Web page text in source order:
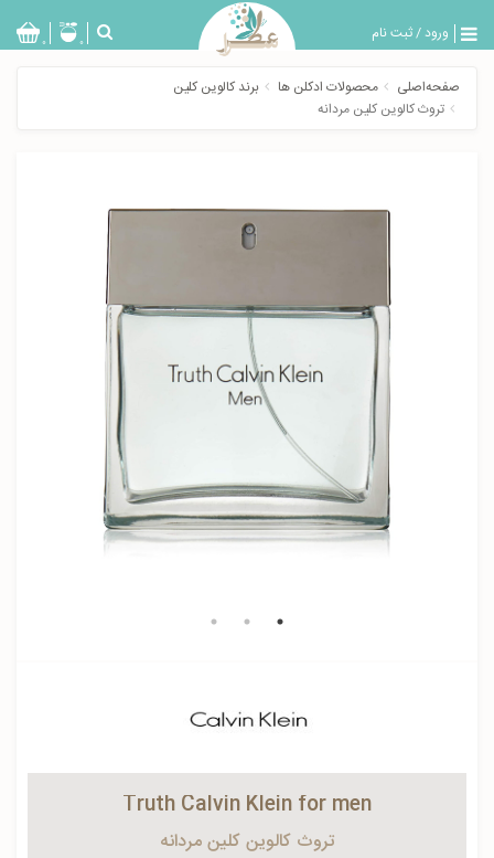
ورود/ثبت نام
بازگشت
0 0
صفحه‌اصلی محصولات ادکلن ها
برند کالوین کلین
تروث کالوین کلین مردانه
Truth Calvin Klein for men
تروث کالوین کلین مردانه